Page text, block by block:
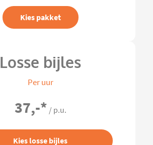
Kies pakket
Losse bijles
Per uur
37,-* / p.u.
Kies losse bijles